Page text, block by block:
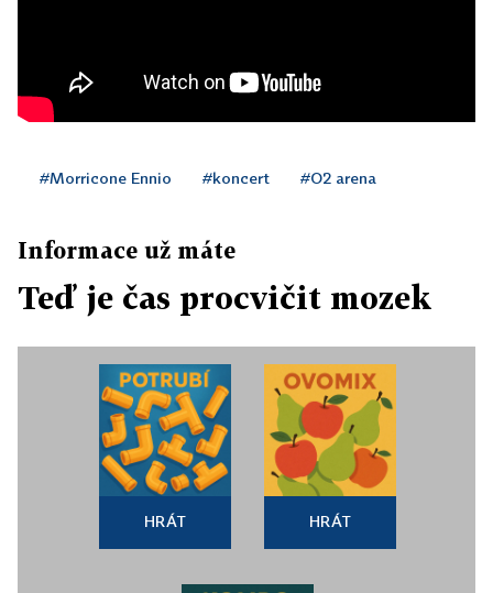
#Morricone Ennio #koncert #O2 arena
Informace už máte
Teď je čas procvičit mozek
HRÁT HRÁT